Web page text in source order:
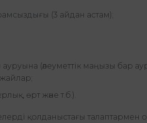
(3 айдан астам);
(әлеуметтік маңызы бар
өрт және т.б.).
қолданыстағы талаптармен